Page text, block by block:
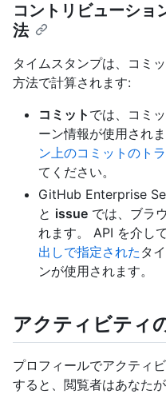
コントリビューショ
法
タイムスタンプは、コミ
方法で計算されます:
コミット では、コミ
ーン情報が使用され
ン上のコミットのト
てください。
GitHub Enterprise
と issue では、ブラ
れます。 API を介し
出しで指定された タ
ンが使用されます。
アクティビティ
プロフィールでアクティ
すると、閲覧者はあなた